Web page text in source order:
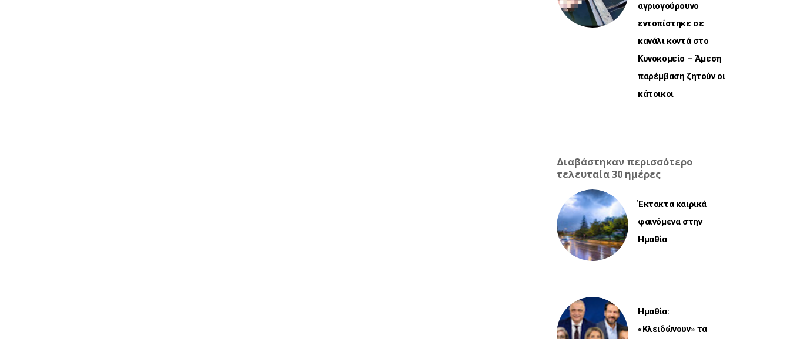
αγριογούρουνο
εντοπίστηκε σε
κανάλι κοντά στο
Κυνοκομείο – Άμεση
παρέμβαση ζητούν οι
κάτοικοι
Διαβάστηκαν περισσότερο
τελευταία 30 ημέρες
Έκτακτα καιρικά
φαινόμενα στην
Ημαθία
Ημαθία:
«Κλειδώνουν» τα